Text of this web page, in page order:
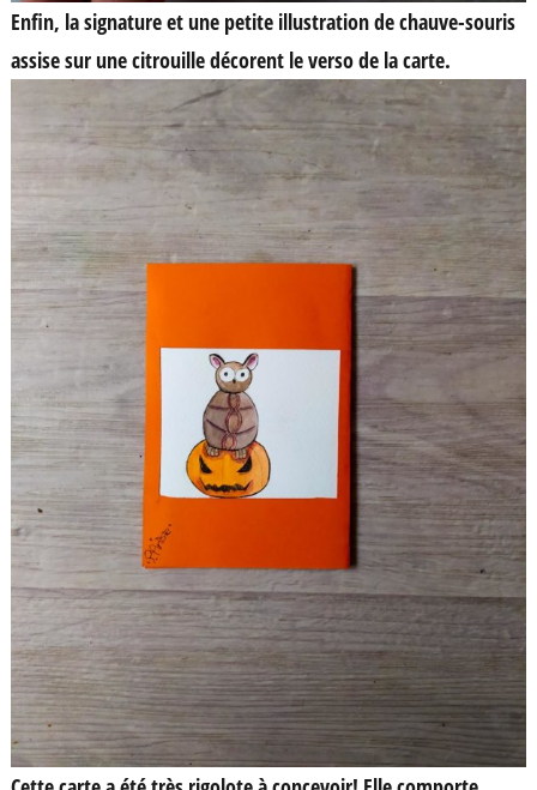
Enfin, la signature et une petite illustration de chauve-souris
assise sur une citrouille décorent le verso de la carte.